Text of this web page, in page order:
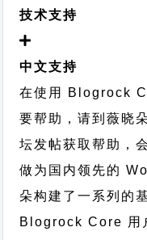
技术支持
中文支持
在使用 Blogrock
要帮助，请到薇晓
坛发帖获取帮助，
做为国内领先的
朵构建了一系列的
Blogrock Core 用